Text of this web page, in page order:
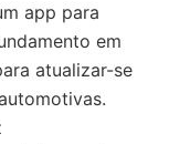
app para
em
atualizar-se